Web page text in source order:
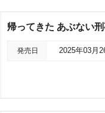
帰ってきた あぶない
発売日 2025年03月